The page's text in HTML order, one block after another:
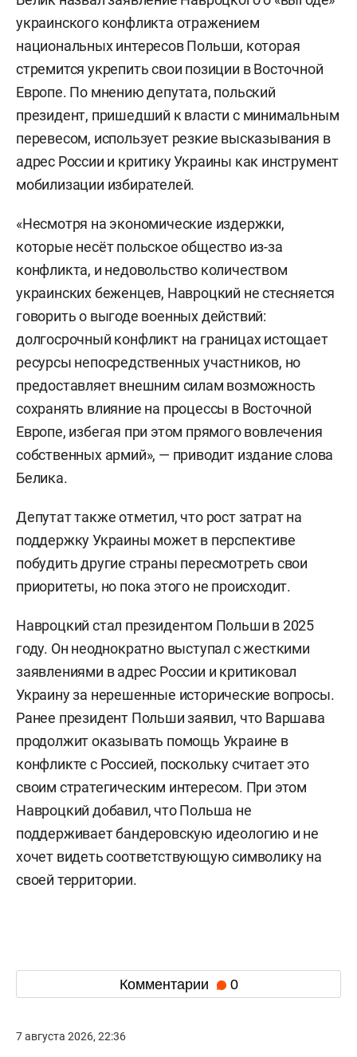
украинского конфликта отражением
национальных интересов Польши, которая
стремится укрепить свои позиции в Восточной
Европе. По мнению депутата, польский
президент, пришедший к власти с минимальным
перевесом, использует резкие высказывания в
адрес России и критику Украины как инструмент
мобилизации избирателей.
«Несмотря на экономические издержки,
которые несёт польское общество из-за
конфликта, и недовольство количеством
украинских беженцев, Навроцкий не стесняется
говорить о выгоде военных действий:
долгосрочный конфликт на границах истощает
ресурсы непосредственных участников, но
предоставляет внешним силам возможность
сохранять влияние на процессы в Восточной
Европе, избегая при этом прямого вовлечения
собственных армий», — приводит издание слова
Белика.
Депутат также отметил, что рост затрат на
поддержку Украины может в перспективе
побудить другие страны пересмотреть свои
приоритеты, но пока этого не происходит.
Навроцкий стал президентом Польши в 2025
году. Он неоднократно выступал с жесткими
заявлениями в адрес России и критиковал
Украину за нерешенные исторические вопросы.
Ранее президент Польши заявил, что Варшава
продолжит оказывать помощь Украине в
конфликте с Россией, поскольку считает это
своим стратегическим интересом. При этом
Навроцкий добавил, что Польша не
поддерживает бандеровскую идеологию и не
хочет видеть соответствующую символику на
своей территории.
Комментарии 0
7 августа 2026, 22:36